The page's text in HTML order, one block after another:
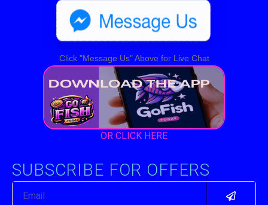
Click "Message Us" Above for Live Chat
OR CLICK HERE
SUBSCRIBE FOR OFFERS
Submit